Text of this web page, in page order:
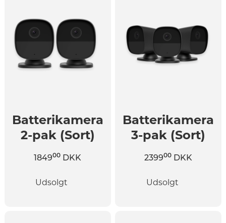
Batterikamera
2-pak (Sort)
184900 DKK
Udsolgt
Batterikamera
3-pak (Sort)
239900 DKK
Udsolgt